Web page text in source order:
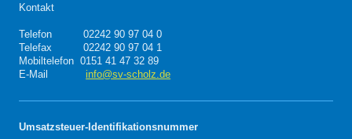
Kontakt
Telefon 02242 90 97 04 0
Telefax 02242 90 97 04 1
Mobiltelefon 0151 41 47 32 89
E-Mail info@sv-scholz.de
Umsatzsteuer-Identifikationsnummer